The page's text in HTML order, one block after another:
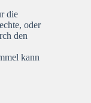
die
oder
den
kann